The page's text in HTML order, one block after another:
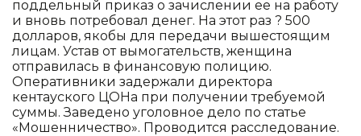
поддельный приказ о зачислении ее на работу
и вновь потребовал денег. На этот раз ? 500
долларов, якобы для передачи вышестоящим
лицам. Устав от вымогательств, женщина
отправилась в финансовую полицию.
Оперативники задержали директора
кентауского ЦОНа при получении требуемой
суммы. Заведено уголовное дело по статье
«Мошенничество». Проводится расследование.